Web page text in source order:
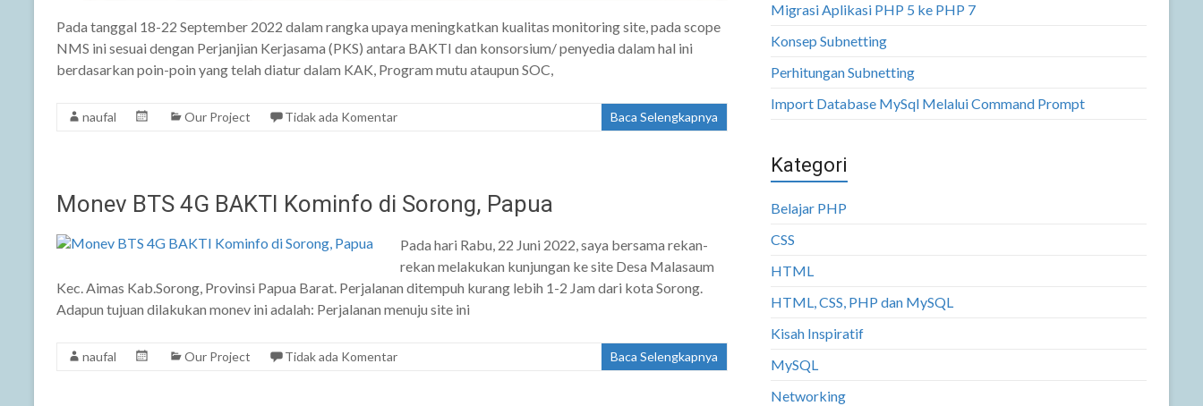
Pada tanggal 18-22 September 2022 dalam rangka upaya meningkatkan kualitas monitoring site, pada scope
NMS ini sesuai dengan Perjanjian Kerjasama (PKS) antara BAKTI dan konsorsium/ penyedia dalam hal ini
berdasarkan poin-poin yang telah diatur dalam KAK, Program mutu ataupun SOC,
naufal Our Project Tidak ada Komentar Baca Selengkapnya
Monev BTS 4G BAKTI Kominfo di Sorong, Papua
Pada hari Rabu, 22 Juni 2022, saya bersama rekan-
rekan melakukan kunjungan ke site Desa Malasaum
Kec. Aimas Kab.Sorong, Provinsi Papua Barat. Perjalanan ditempuh kurang lebih 1-2 Jam dari kota Sorong.
Adapun tujuan dilakukan monev ini adalah: Perjalanan menuju site ini
naufal Our Project Tidak ada Komentar Baca Selengkapnya
Migrasi Aplikasi PHP 5 ke PHP 7
Konsep Subnetting
Perhitungan Subnetting
Import Database MySql Melalui Command Prompt
Kategori
Belajar PHP
CSS
HTML
HTML, CSS, PHP dan MySQL
Kisah Inspiratif
MySQL
Networking